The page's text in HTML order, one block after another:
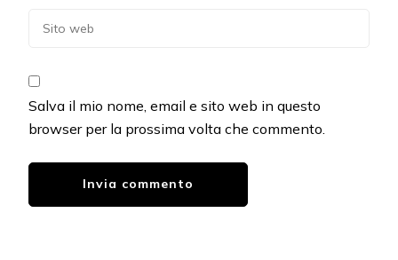
Salva il mio nome, email e sito web in questo
browser per la prossima volta che commento.